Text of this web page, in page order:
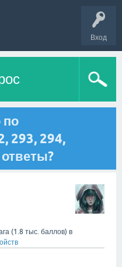
Вход
по
293, 294,
(1.8 тыс. баллов) в